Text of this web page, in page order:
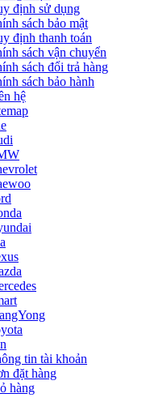
định sử dụng
sách bảo mật
định thanh toán
sách vận chuyển
sách đổi trả hàng
sách bảo hành
hệ
tin tài khoản
đặt hàng
hàng